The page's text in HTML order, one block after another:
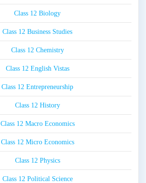
Class 12 Biology
Class 12 Business Studies
Class 12 Chemistry
Class 12 English Vistas
Class 12 Entrepreneurship
Class 12 History
Class 12 Macro Economics
Class 12 Micro Economics
Class 12 Physics
Class 12 Political Science